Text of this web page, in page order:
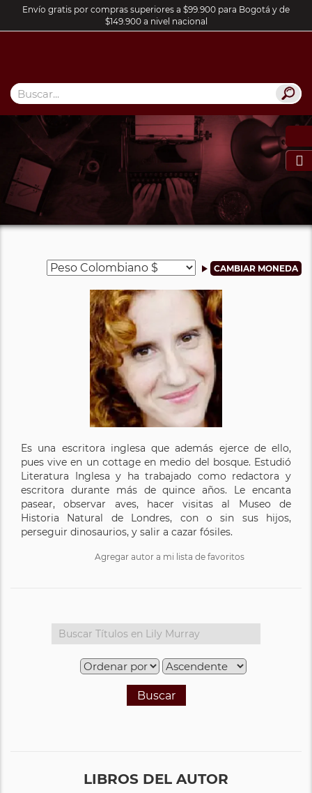
Envío gratis por compras superiores a $99.900 para Bogotá y de
$149.900 a nivel nacional

Es una escritora inglesa que además ejerce de ello,
pues vive en un cottage en medio del bosque. Estudió
Literatura Inglesa y ha trabajado como redactora y
escritora durante más de quince años. Le encanta
pasear, observar aves, hacer visitas al Museo de
Historia Natural de Londres, con o sin sus hijos,
perseguir dinosaurios, y salir a cazar fósiles.
Agregar autor a mi lista de favoritos
Buscar
LIBROS DEL AUTOR